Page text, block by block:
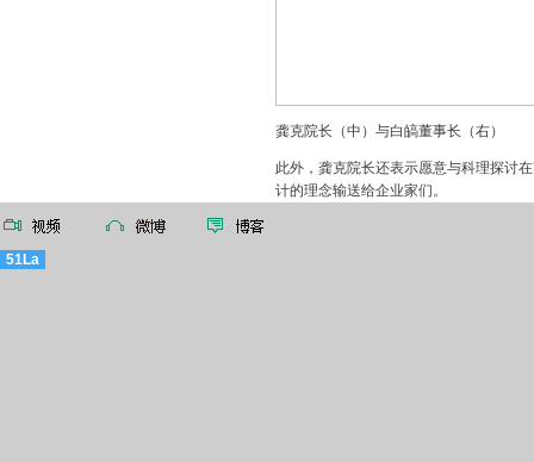
龚克院长（中）与白皜董事长（右）
此外，龚克院长还表示愿意与科理探讨
计的理念输送给企业家们。
51La